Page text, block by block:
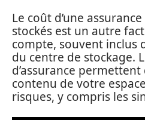
Le coût d’une
stockés est un autre
compte, souvent inclus
du centre de stockage.
d’assurance
contenu de votre
risques, y compris les